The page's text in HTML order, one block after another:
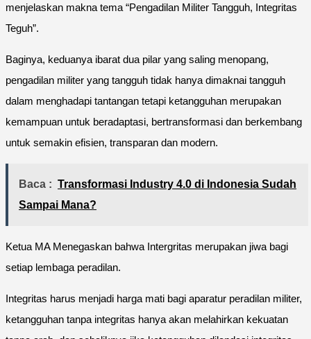
menjelaskan makna tema “Pengadilan Militer Tangguh, Integritas
Teguh”.
Baginya, keduanya ibarat dua pilar yang saling menopang,
pengadilan militer yang tangguh tidak hanya dimaknai tangguh
dalam menghadapi tantangan tetapi ketangguhan merupakan
kemampuan untuk beradaptasi, bertransformasi dan berkembang
untuk semakin efisien, transparan dan modern.
Baca : Transformasi Industry 4.0 di Indonesia Sudah
Sampai Mana?
Ketua MA Menegaskan bahwa Intergritas merupakan jiwa bagi
setiap lembaga peradilan.
Integritas harus menjadi harga mati bagi aparatur peradilan militer,
ketangguhan tanpa integritas hanya akan melahirkan kekuatan